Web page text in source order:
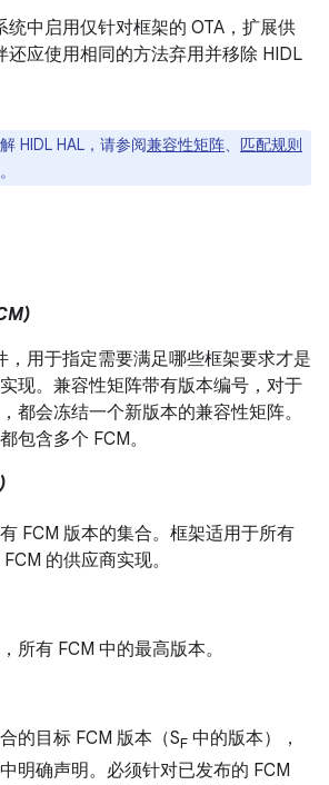
统中启用仅针对框架的 OTA，扩展供
还应使用相同的方法弃用并移除 HIDL
HIDL HAL，请参阅兼容性矩阵、 匹配规则
。
，用于指定需要满足哪些框架要求才是
现。兼容性矩阵带有版本编号，对于
都会冻结一个新版本的兼容性矩阵。
包含多个 FCM。
)
FCM 版本的集合。框架适用于所有
的供应商实现。
所有 FCM 中的最高版本。
的目标 FCM 版本（SF 中的版本），
明确声明。必须针对已发布的 FCM